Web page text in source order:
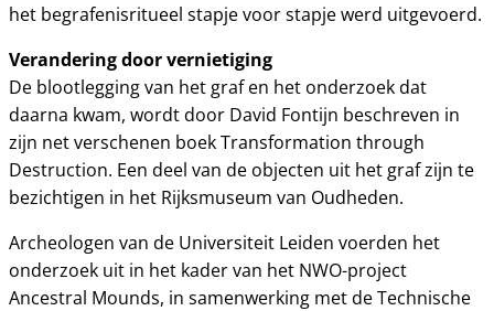
het begrafenisritueel stapje voor stapje werd uitgevoerd.
Verandering door vernietiging
De blootlegging van het graf en het onderzoek dat
daarna kwam, wordt door David Fontijn beschreven in
zijn net verschenen boek Transformation through
Destruction. Een deel van de objecten uit het graf zijn te
bezichtigen in het Rijksmuseum van Oudheden.
Archeologen van de Universiteit Leiden voerden het
onderzoek uit in het kader van het NWO-project
Ancestral Mounds, in samenwerking met de Technische